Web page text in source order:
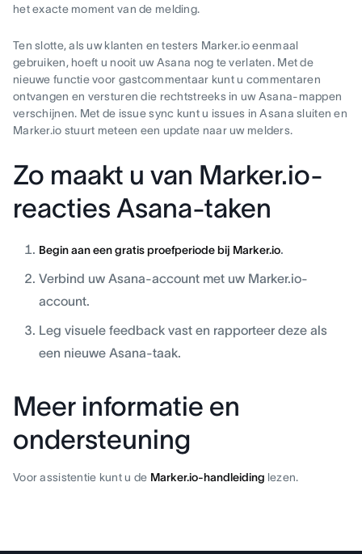
het exacte moment van de melding.
Ten slotte, als uw klanten en testers Marker.io eenmaal
gebruiken, hoeft u nooit uw Asana nog te verlaten. Met de
nieuwe functie voor gastcommentaar kunt u commentaren
ontvangen en versturen die rechtstreeks in uw Asana-mappen
verschijnen. Met de issue sync kunt u issues in Asana sluiten en
Marker.io stuurt meteen een update naar uw melders.
Zo maakt u van Marker.io-
reacties Asana-taken
Begin aan een gratis proefperiode bij Marker.io.
Verbind uw Asana-account met uw Marker.io-
account.
Leg visuele feedback vast en rapporteer deze als
een nieuwe Asana-taak.
Meer informatie en
ondersteuning
Voor assistentie kunt u de Marker.io-handleiding lezen.